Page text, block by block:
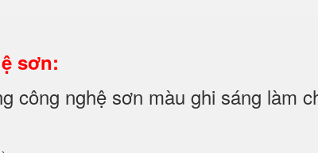
sơn:
nghệ sơn màu ghi sáng làm